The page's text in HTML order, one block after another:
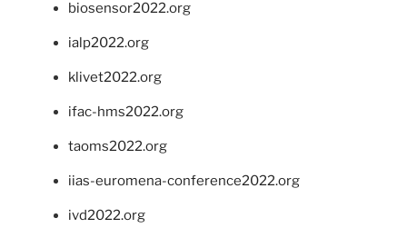
biosensor2022.org
ialp2022.org
klivet2022.org
ifac-hms2022.org
taoms2022.org
iias-euromena-conference2022.org
ivd2022.org